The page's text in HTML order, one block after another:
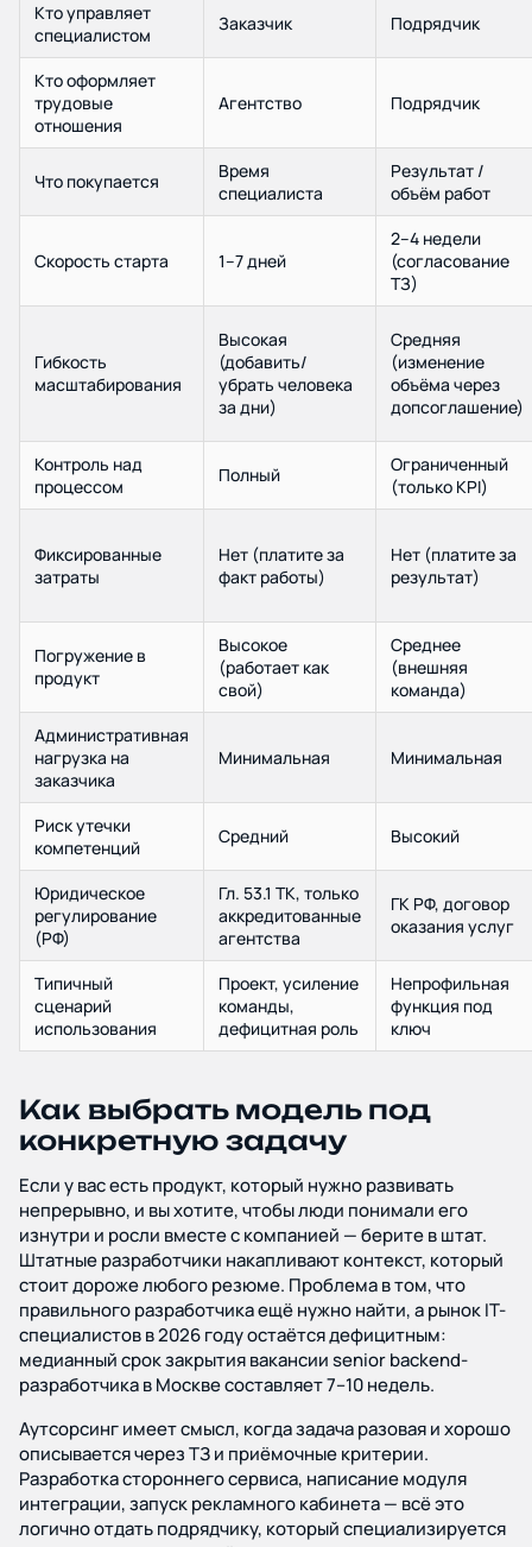
Кто управляет
специалистом
Заказчик Подрядчик
Кто оформляет
трудовые
отношения
Агентство Подрядчик
Что покупается
Время
специалиста
Результат /
объём работ
Скорость старта 1–7 дней
2–4 недели
(согласование
ТЗ)
Гибкость
масштабирования
Высокая
(добавить/
убрать человека
за дни)
Средняя
(изменение
объёма через
допсоглашение)
Контроль над
процессом
Полный
Ограниченный
(только KPI)
Фиксированные
затраты
Нет (платите за
факт работы)
Нет (платите за
результат)
Погружение в
продукт
Высокое
(работает как
свой)
Среднее
(внешняя
команда)
Административная
нагрузка на
заказчика
Минимальная Минимальная
Риск утечки
компетенций
Средний Высокий
Юридическое
регулирование
(РФ)
Гл. 53.1 ТК, только
аккредитованные
агентства
ГК РФ, договор
оказания услуг
Типичный
сценарий
использования
Проект, усиление
команды,
дефицитная роль
Непрофильная
функция под
ключ
Как выбрать модель под
конкретную задачу
Если у вас есть продукт, который нужно развивать
непрерывно, и вы хотите, чтобы люди понимали его
изнутри и росли вместе с компанией — берите в штат.
Штатные разработчики накапливают контекст, который
стоит дороже любого резюме. Проблема в том, что
правильного разработчика ещё нужно найти, а рынок IT-
специалистов в 2026 году остаётся дефицитным:
медианный срок закрытия вакансии senior backend-
разработчика в Москве составляет 7–10 недель.
Аутсорсинг имеет смысл, когда задача разовая и хорошо
описывается через ТЗ и приёмочные критерии.
Разработка стороннего сервиса, написание модуля
интеграции, запуск рекламного кабинета — всё это
логично отдать подрядчику, который специализируется